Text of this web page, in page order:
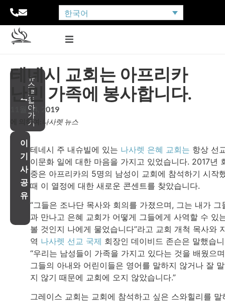
한국어
뉴
스
로
돌
아
가
기
테네시 교회는 아프리카
난민 가족에 봉사합니다.
11월 14, 2019
에 의하여: 나사렛 뉴스
이
기
사
공
유
테네시 주 내슈빌에 있는 나사렛 은혜 교회는 항상 선
이문화 일에 대한 마음을 가지고 있었습니다. 2017년
중은 아프리카의 5명의 남성이 교회에 참석하기 시작
때 이 열정에 대한 새로운 콘센트를 찾았습니다.
“그들은 조나단 목사와 회의를 가졌으며, 그는 내가 그
과 만나고 은혜 교회가 어떻게 그들에게 사역할 수 있
볼 것인지 나에게 물었습니다”라고 교회 개척 목사와
역 나사렛 선교 국제 회장인 데이비드 존슨은 말했습
“우리는 남성들이 가족을 가지고 있다는 것을 배웠으
그들의 아내와 어린이들은 영어를 말하지 않거나 잘
지 않기 때문에 교회에 오지 않았습니다.”
그레이스 교회는 교회에 참석하고 싶은 스와힐리를 말